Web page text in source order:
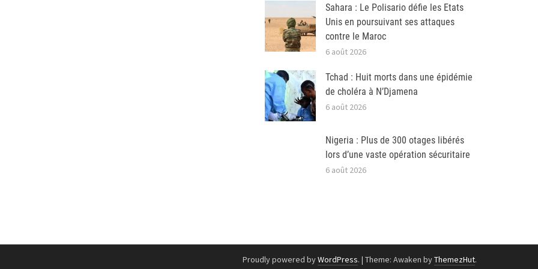
Sahara : Le Polisario défie les Etats
Unis en poursuivant ses attaques
contre le Maroc
6 août 2026
Tchad : Huit morts dans une épidémie
de choléra à N’Djamena
6 août 2026
Nigeria : Plus de 300 otages libérés
lors d’une vaste opération sécuritaire
6 août 2026
Proudly powered byWordPress. | Theme: Awaken byThemezHut.